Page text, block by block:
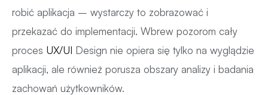
robić aplikacja – wystarczy to zobrazować i
przekazać do implementacji. Wbrew pozorom cały
proces UX/UI Design nie opiera się tylko na wyglądzie
aplikacji, ale również porusza obszary analizy i badania
zachowań użytkowników.